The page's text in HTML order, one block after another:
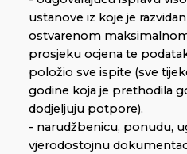
ustanove iz koje je
ostvarenom
prosjeku ocjena te
položio sve ispite (sve
godine koja je prethodila
dodjeljuju potpore),
- narudžbenicu, ponudu,
vjerodostojnu